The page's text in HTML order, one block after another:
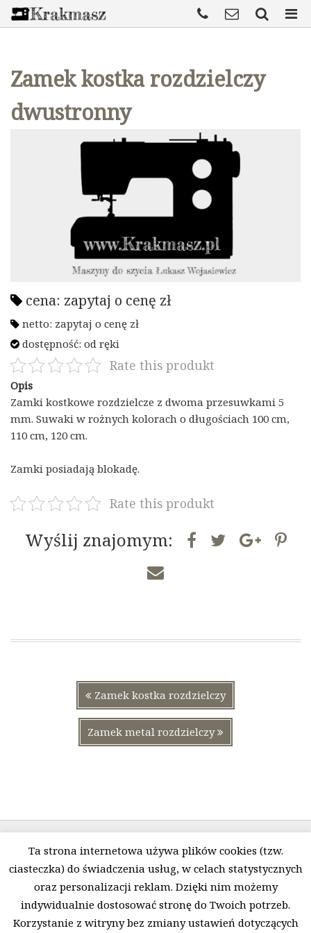
Zamek kostka rozdzielczy
dwustronny
cena: zapytaj o cenę zł
netto: zapytaj o cenę zł
dostępność: od ręki
Rate this produkt
Opis
Zamki kostkowe rozdzielcze z dwoma przesuwkami 5
mm. Suwaki w rożnych kolorach o długościach 100 cm,
110 cm, 120 cm.
Zamki posiadają blokadę.
Rate this produkt
Wyślij znajomym:
Poprzedni
wpis:
Zamek kostka rozdzielczy
Zamek metal rozdzielczy Następny
wpis:
Polityka prywatności i pliki Cookies
O firmie
Ta strona internetowa używa plików cookies (tzw.
ciasteczka) do świadczenia usług, w celach statystycznych
oraz personalizacji reklam. Dzięki nim możemy
indywidualnie dostosować stronę do Twoich potrzeb.
Korzystanie z witryny bez zmiany ustawień dotyczących